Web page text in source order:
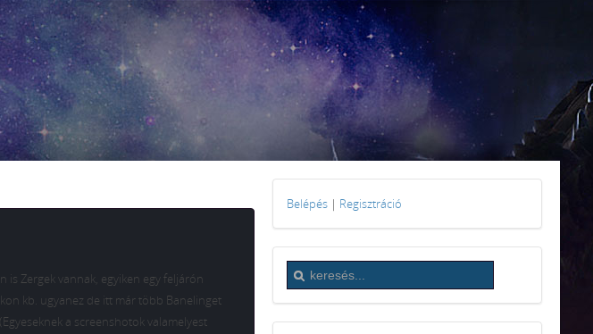
is Zergek vannak, egyiken egy feljárón
kb. ugyanez de itt már több Banelinget
a screenshotok valamelyest
Belépés | Regisztráció